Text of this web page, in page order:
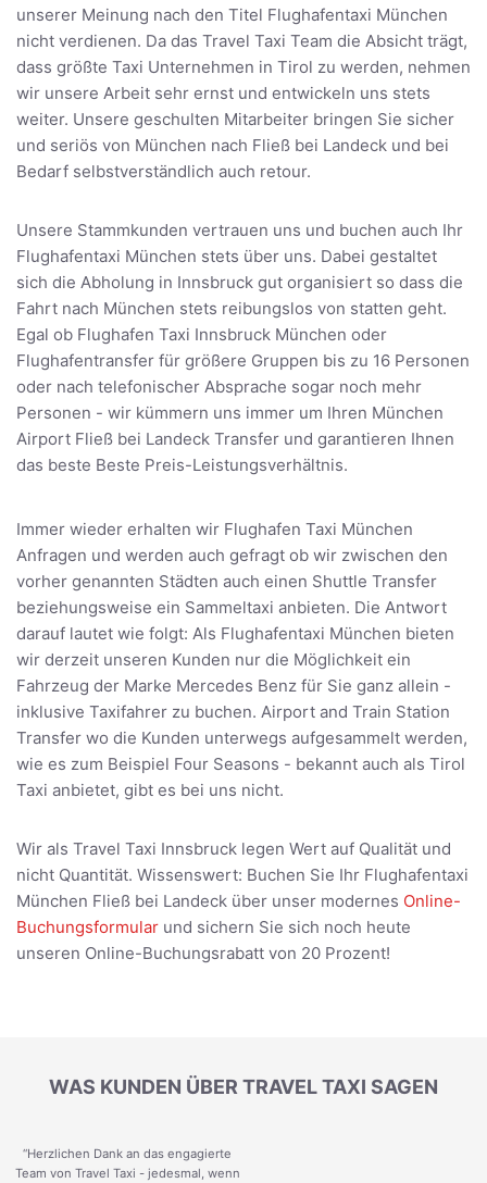
unserer Meinung nach den Titel Flughafentaxi München
nicht verdienen. Da das Travel Taxi Team die Absicht trägt,
dass größte Taxi Unternehmen in Tirol zu werden, nehmen
wir unsere Arbeit sehr ernst und entwickeln uns stets
weiter. Unsere geschulten Mitarbeiter bringen Sie sicher
und seriös von München nach Fließ bei Landeck und bei
Bedarf selbstverständlich auch retour.
Unsere Stammkunden vertrauen uns und buchen auch Ihr
Flughafentaxi München stets über uns. Dabei gestaltet
sich die Abholung in Innsbruck gut organisiert so dass die
Fahrt nach München stets reibungslos von statten geht.
Egal ob Flughafen Taxi Innsbruck München oder
Flughafentransfer für größere Gruppen bis zu 16 Personen
oder nach telefonischer Absprache sogar noch mehr
Personen - wir kümmern uns immer um Ihren München
Airport Fließ bei Landeck Transfer und garantieren Ihnen
das beste Beste Preis-Leistungsverhältnis.
Immer wieder erhalten wir Flughafen Taxi München
Anfragen und werden auch gefragt ob wir zwischen den
vorher genannten Städten auch einen Shuttle Transfer
beziehungsweise ein Sammeltaxi anbieten. Die Antwort
darauf lautet wie folgt: Als Flughafentaxi München bieten
wir derzeit unseren Kunden nur die Möglichkeit ein
Fahrzeug der Marke Mercedes Benz für Sie ganz allein -
inklusive Taxifahrer zu buchen. Airport and Train Station
Transfer wo die Kunden unterwegs aufgesammelt werden,
wie es zum Beispiel Four Seasons - bekannt auch als Tirol
Taxi anbietet, gibt es bei uns nicht.
Wir als Travel Taxi Innsbruck legen Wert auf Qualität und
nicht Quantität. Wissenswert: Buchen Sie Ihr Flughafentaxi
München Fließ bei Landeck über unser modernes Online-
Buchungsformular und sichern Sie sich noch heute
unseren Online-Buchungsrabatt von 20 Prozent!
WAS KUNDEN ÜBER TRAVEL TAXI SAGEN
“Herzlichen Dank an das engagierte
Team von Travel Taxi - jedesmal, wenn